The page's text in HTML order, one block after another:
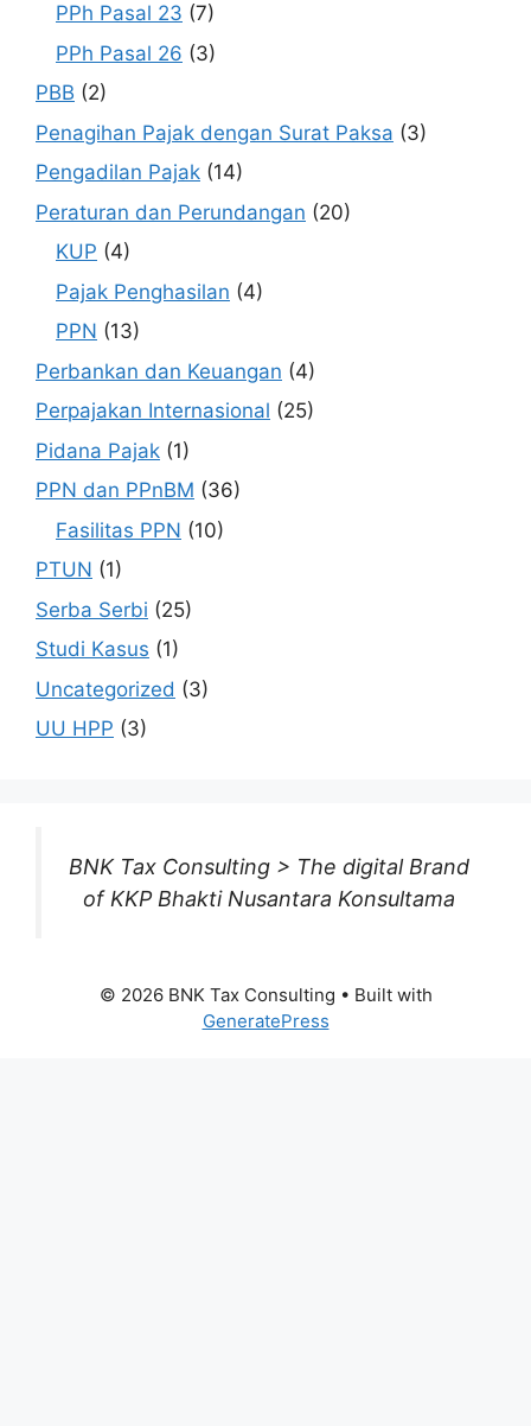
PPh Pasal 23 (7)
PPh Pasal 26 (3)
PBB (2)
Penagihan Pajak dengan Surat Paksa (3)
Pengadilan Pajak (14)
Peraturan dan Perundangan (20)
KUP (4)
Pajak Penghasilan (4)
PPN (13)
Perbankan dan Keuangan (4)
Perpajakan Internasional (25)
Pidana Pajak (1)
PPN dan PPnBM (36)
Fasilitas PPN (10)
PTUN (1)
Serba Serbi (25)
Studi Kasus (1)
Uncategorized (3)
UU HPP (3)
BNK Tax Consulting > The digital Brand
of KKP Bhakti Nusantara Konsultama
© 2026 BNK Tax Consulting • Built with
GeneratePress